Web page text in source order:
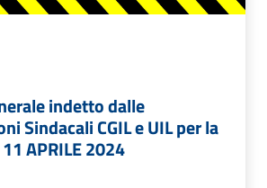
indetto dalle
Sindacali CGIL e UIL per la
APRILE 2024